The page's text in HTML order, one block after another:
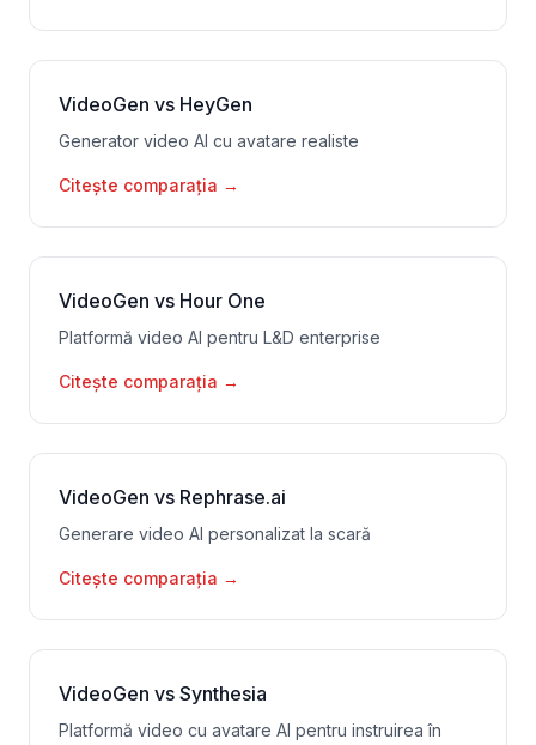
VideoGen vs HeyGen
Generator video AI cu avatare realiste
Citește comparația →
VideoGen vs Hour One
Platformă video AI pentru L&D enterprise
Citește comparația →
VideoGen vs Rephrase.ai
Generare video AI personalizat la scară
Citește comparația →
VideoGen vs Synthesia
Platformă video cu avatare AI pentru instruirea în